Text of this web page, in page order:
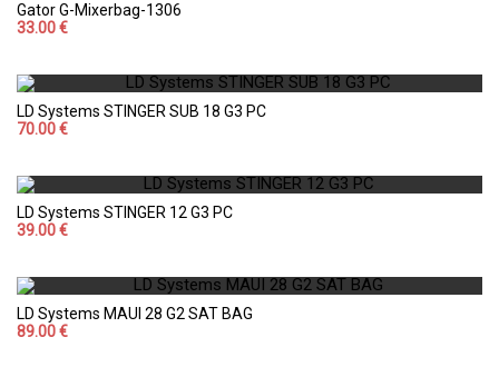
Gator G-Mixerbag-1306
33.00 €
LD Systems STINGER SUB 18 G3 PC
70.00 €
LD Systems STINGER 12 G3 PC
39.00 €
LD Systems MAUI 28 G2 SAT BAG
89.00 €